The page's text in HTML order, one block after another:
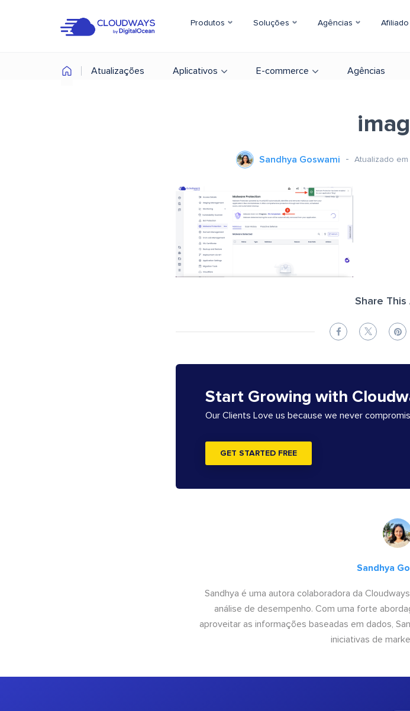
Produtos Soluções Agências Afiliado
Atualizações Aplicativos E-commerce Agências
Sandhya Goswami Atualizado
Share This
Start Growing with
Our Clients Love us because we never
GET STARTED FREE
Sandhya
Sandhya é uma autora colaboradora da
análise de desempenho. Com uma forte
aproveitar as informações baseadas em dados,
iniciativas de